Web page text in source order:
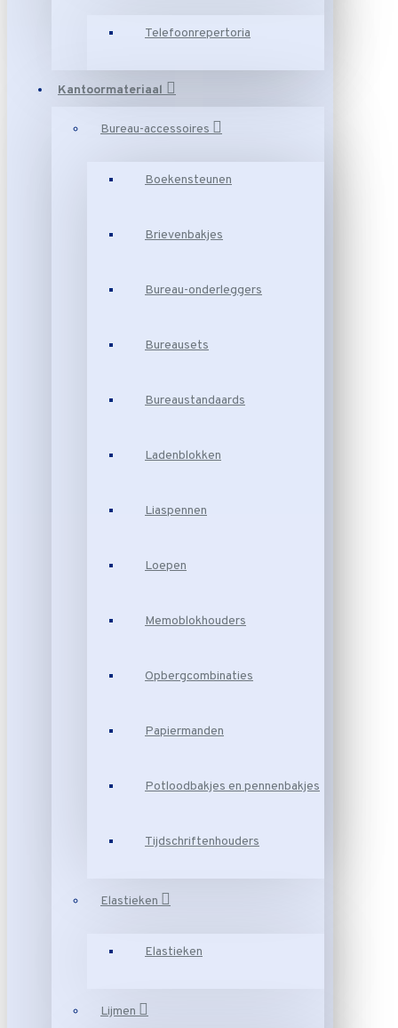
Telefoonrepertoria
Kantoormateriaal
Bureau-accessoires
Boekensteunen
Brievenbakjes
Bureau-onderleggers
Bureausets
Bureaustandaards
Ladenblokken
Liaspennen
Loepen
Memoblokhouders
Opbergcombinaties
Papiermanden
Potloodbakjes en pennenbakjes
Tijdschriftenhouders
Elastieken
Elastieken
Lijmen